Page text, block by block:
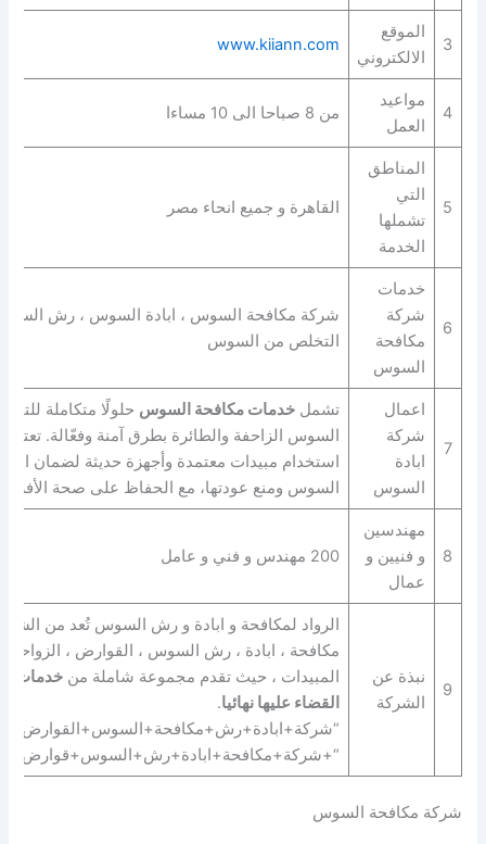
3
الموقع
الالكتروني
www.kiiann.com
4
مواعيد
العمل
من 8 صباحا الى 10 مساءا
5
المناطق
التي
تشملها
الخدمة
القاهرة و جميع انحاء مصر
6
خدمات
شركة
مكافحة
السوس
شركة مكافحة السوس ، ابادة السوس ، رش
التخلص من السوس
7
اعمال
شركة
ابادة
السوس
تشمل خدمات مكافحة السوس حلولًا متكاملة
السوس الزاحفة والطائرة بطرق آمنة وفعّالة.
استخدام مبيدات معتمدة وأجهزة حديثة لضمان
السوس ومنع عودتها، مع الحفاظ على صحة الأفراد
8
مهندسين
و فنيين و
عمال
200 مهندس و فني و عامل
9
نبذة عن
الشركة
الرواد لمكافحة و ابادة و رش السوس تُعد من
مكافحة ، ابادة ، رش السوس ، القوارض ، الزواحف
المبيدات ، حيث تقدم مجموعة شاملة من خدمات
القضاء عليها نهائيا.
شركة مكافحة السوس